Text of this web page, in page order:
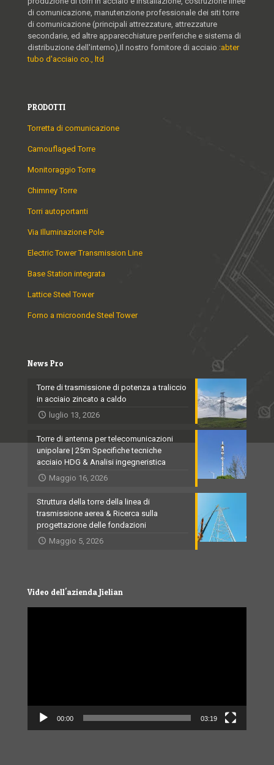
di comunicazione, manutenzione professionale dei siti torre
di comunicazione (principali attrezzature, attrezzature
secondarie, ed altre apparecchiature periferiche e sistema di
distribuzione dell'interno),Il nostro fornitore di acciaio :abter
tubo d'acciaio co., ltd
PRODOTTI
Torretta di comunicazione
Camouflaged Torre
Monitoraggio Torre
Chimney Torre
Torri autoportanti
Via Illuminazione Pole
Electric Tower Transmission Line
Base Station integrata
Lattice Steel Tower
Forno a microonde Steel Tower
News Pro
Torre di trasmissione di potenza a traliccio
in acciaio zincato a caldo
luglio 13, 2026
Torre di antenna per telecomunicazioni
unipolare | 25m Specifiche tecniche
acciaio HDG & Analisi ingegneristica
Maggio 16, 2026
Struttura della torre della linea di
trasmissione aerea & Ricerca sulla
progettazione delle fondazioni
Maggio 5, 2026
Video dell'azienda Jielian
00:00 03:19